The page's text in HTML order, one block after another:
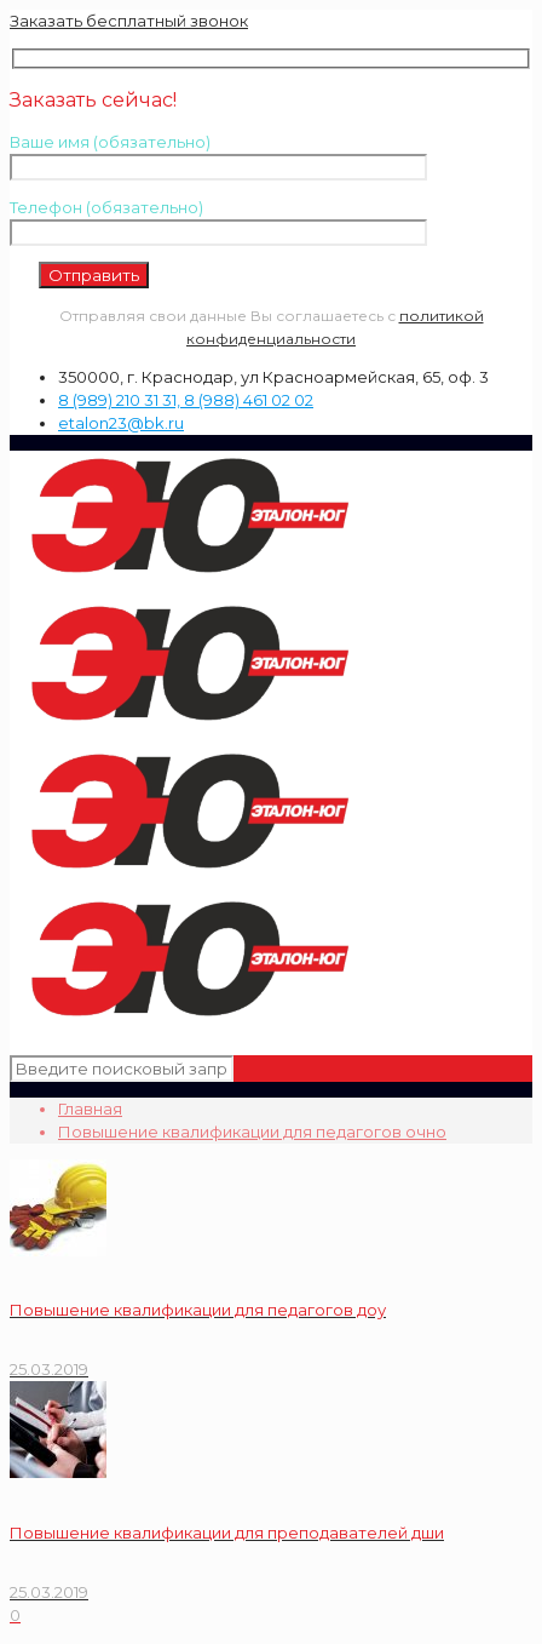
Заказать бесплатный звонок
Заказать сейчас!
Ваше имя (обязательно)
Телефон (обязательно)
Отправляя свои данные Вы соглашаетесь с политикой
конфиденциальности
350000, г. Краснодар, ул Красноармейская, 65, оф. 3
8 (989) 210 31 31, 8 (988) 461 02 02
etalon23@bk.ru
Главная
Повышение квалификации для педагогов очно
Повышение квалификации для педагогов доу
25.03.2019
Повышение квалификации для преподавателей дши
25.03.2019
0